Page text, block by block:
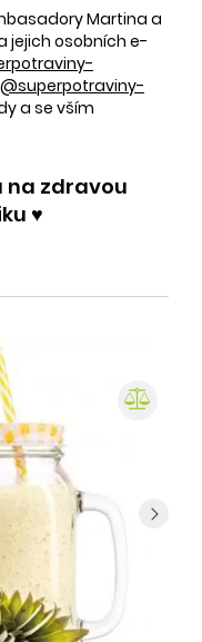
Martina a
jejich osobních e-
a se vším
na zdravou
♥️